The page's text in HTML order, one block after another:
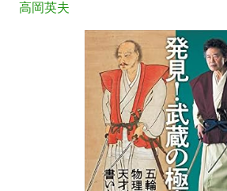
高岡英夫